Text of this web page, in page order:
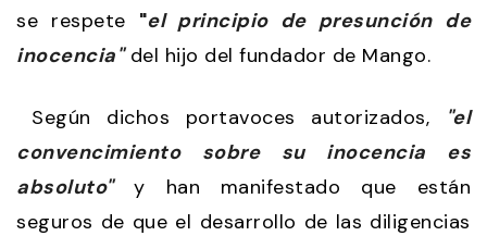
se respete "el principio de presunción de
inocencia" del hijo del fundador de Mango.
Según dichos portavoces autorizados,
"el
convencimiento sobre su inocencia es
absoluto"y han manifestado que están
seguros de que el desarrollo de las diligencias